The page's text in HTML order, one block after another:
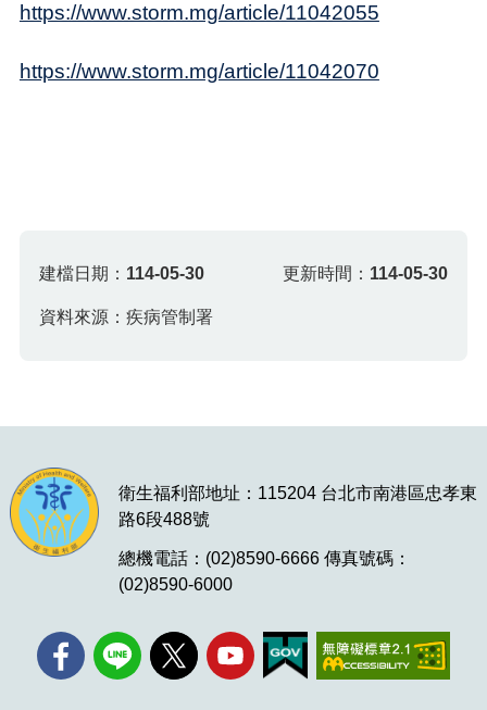
https://www.storm.mg/article/11042055
https://www.storm.mg/article/11042070
建檔日期： 114-05-30 更新時間： 114-05-30
資料來源：疾病管制署
衛生福利部地址：115204 台北市南港區忠孝東
路6段488號
總機電話：(02)8590-6666 傳真號碼：
(02)8590-6000